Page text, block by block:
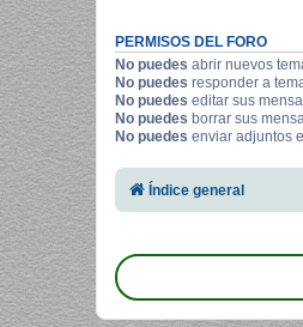
PERMISOS DEL FORO
No puedes abrir nuevos
No puedes responder a
No puedes editar sus
No puedes borrar sus
No puedes enviar adjuntos
Índice general